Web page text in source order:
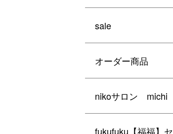
sale
オーダー商品
nikoサロン michi
fukufuku【福福】セ